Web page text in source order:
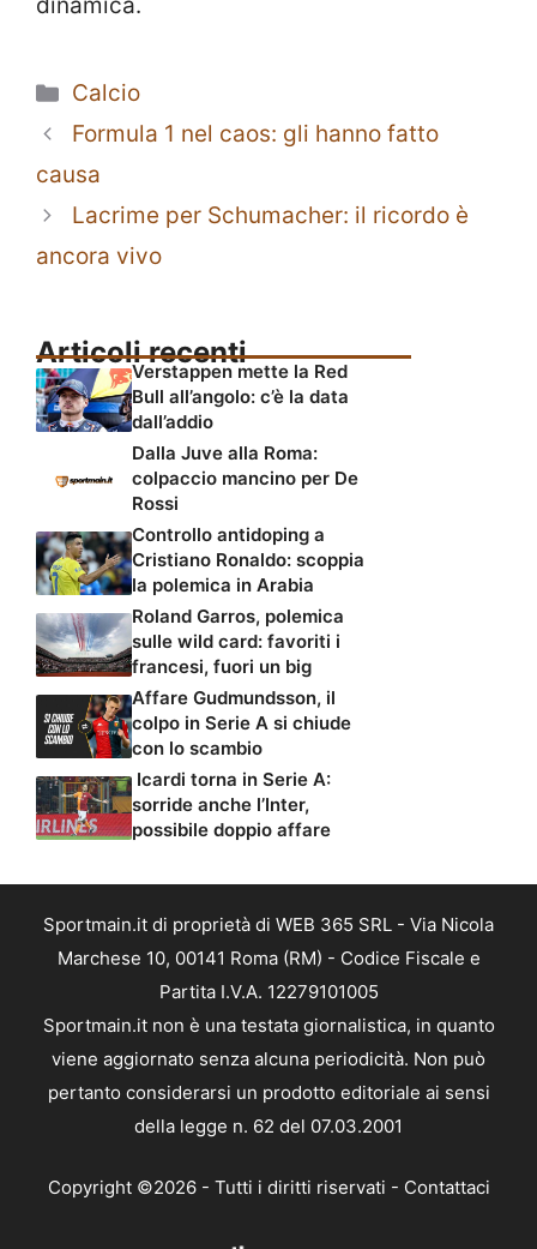
dinamica.
Categorie
Calcio
Formula 1 nel caos: gli hanno fatto
causa
Lacrime per Schumacher: il ricordo è
ancora vivo
Articoli recenti
Verstappen mette la Red
Bull all’angolo: c’è la data
dall’addio
Dalla Juve alla Roma:
colpaccio mancino per De
Rossi
Controllo antidoping a
Cristiano Ronaldo: scoppia
la polemica in Arabia
Roland Garros, polemica
sulle wild card: favoriti i
francesi, fuori un big
Affare Gudmundsson, il
colpo in Serie A si chiude
con lo scambio
Icardi torna in Serie A:
sorride anche l’Inter,
possibile doppio affare
Sportmain.it di proprietà di WEB 365 SRL - Via Nicola
Marchese 10, 00141 Roma (RM) - Codice Fiscale e
Partita I.V.A. 12279101005
Sportmain.it non è una testata giornalistica, in quanto
viene aggiornato senza alcuna periodicità. Non può
pertanto considerarsi un prodotto editoriale ai sensi
della legge n. 62 del 07.03.2001
Copyright ©2026 - Tutti i diritti riservati - Contattaci